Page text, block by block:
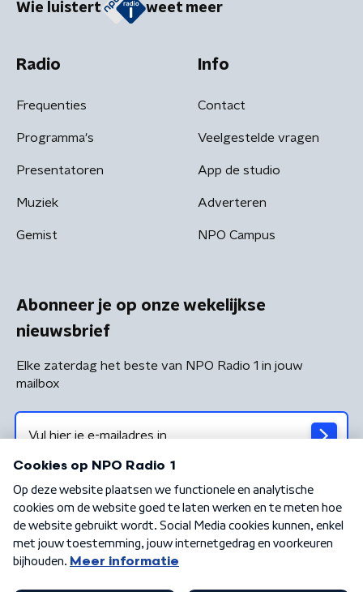
Wie luistert weet meer
Radio
Frequenties
Programma's
Presentatoren
Muziek
Gemist
Info
Contact
Veelgestelde vragen
App de studio
Adverteren
NPO Campus
Abonneer je op onze wekelijkse
nieuwsbrief
Elke zaterdag het beste van NPO Radio 1 in jouw
mailbox
Algemene voorwaarden